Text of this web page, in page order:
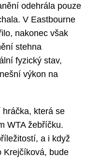
odehrála pouze
V Eastbourne
nakonec však
stehna
fyzický stav,
výkon na
která se
WTA žebříčku.
a i když
Krejčíková, bude